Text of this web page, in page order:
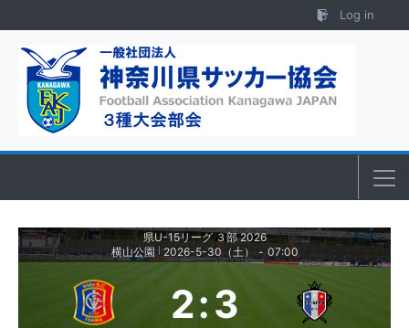
Log in
県U-15リーグ ３部 2026
横山公園
2026-5-30（土） - 07:00
2:3